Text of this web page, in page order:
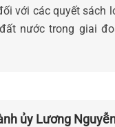
với các quyết sách
nước trong giai
ủy Lương